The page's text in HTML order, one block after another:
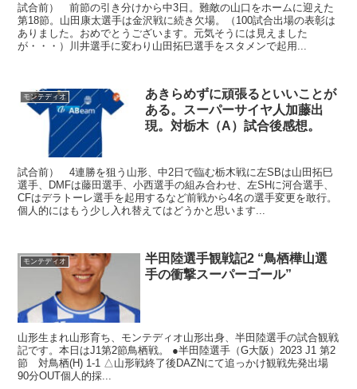
試合前） 前節の引き分けから中3日。難敵の山口をホームに迎えた
第18節。山田康太選手は金沢戦に続き欠場。（100試合出場の表彰は
ありました。おめでとうございます。元気そうには見えました
が・・・）川井選手に変わり山田拓巳選手をスタメンで起用...
モンテディオ
あきらめずに頑張るといいことが
ある。スーパーサイヤ人加藤出
現。対栃木（A）試合後感想。
試合前） 4連勝を狙う山形、中2日で臨む栃木戦に左SBは山田拓巳
選手、DMFは藤田選手、小西選手の組み合わせ、左SHに河合選手、
CFはデラトーレ選手を起用するなど前戦から4名の選手変更を敢行。
個人的にはもう少し入れ替えてはどうかと思います...
モンテディオ 半田陸選手観戦記2 “鳥栖樺山選
手の衝撃スーパーゴール”
山形生まれ山形育ち、モンテディオ山形出身、半田陸選手の試合観戦
記です。本日はJ1第2節鳥栖戦。 ●半田陸選手（G大阪）2023 J1 第2
節 対鳥栖(H) 1-1 △山形戦終了後DAZNにて追っかけ観戦先発出場
90分OUT個人的採...